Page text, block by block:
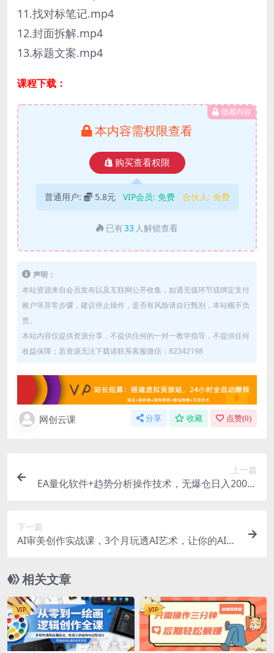
11.找对标笔记.mp4
12.封面拆解.mp4
13.标题文案.mp4
课程下载：
隐藏内容
本内容需权限查看
购买查看权限
普通用户: 5.8元 VIP会员: 免费 合伙人: 免费
已有33 人解锁查看
声明：
本站资源来自会员发布以及互联网公开收集，如遇充值环节或绑定支付
账户等异常步骤，建议停止操作，是否有风险请自行甄别，本站概不负
责。
本站内容仅提供资源分享，不提供任何的一对一教学指导，不提供任何
收益保障；若资源无法下载请联系客服微信：82342198
网创云课 分享 收藏 点赞(0)
上一篇
EA量化软件+趋势分析操作技术，无爆仓日入200U,
下一篇
AI审美创作实战课，3个月玩透AI艺术，让你的AI创
相关文章
VIP VIP